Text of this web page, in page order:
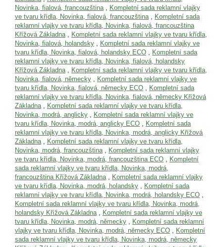
Novinka, fialová, francouzština , Kompletní sada reklamní vlajky
ve tvaru křídla, Novinka, fialová, francouzština , Kompletní sada
reklamní vlajky ve tvaru křídla, Novinka, fialová, francouzština
Křížová Základna , Kompletní sada reklamní vlajky ve tvaru křídla,
Novinka, fialová, holandsky , Kompletní sada reklamní vlajky ve
tvaru křídla, Novinka, fialová, holandsky ECO , Kompletní sada
reklamní vlajky ve tvaru křídla, Novinka, fialová, holandsky
Křížová Základna , Kompletní sada reklamní vlajky ve tvaru křídla,
Novinka, fialová, německy , Kompletní sada reklamní vlajky ve
tvaru křídla, Novinka, fialová, německy ECO , Kompletní sada
reklamní vlajky ve tvaru křídla, Novinka, fialová, německy Křížová
Základna , Kompletní sada reklamní vlajky ve tvaru křídla,
Novinka, modrá, anglicky , Kompletní sada reklamní vlajky ve
tvaru křídla, Novinka, modrá, anglicky ECO , Kompletní sada
reklamní vlajky ve tvaru křídla, Novinka, modrá, anglicky Křížová
Základna , Kompletní sada reklamní vlajky ve tvaru křídla,
Novinka, modrá, francouzština , Kompletní sada reklamní vlajky
ve tvaru křídla, Novinka, modrá, francouzština ECO , Kompletní
sada reklamní vlajky ve tvaru křídla, Novinka, modrá,
francouzština Křížová Základna , Kompletní sada reklamní vlajky
ve tvaru křídla, Novinka, modrá, holandsky , Kompletní sada
reklamní vlajky ve tvaru křídla, Novinka, modrá, holandsky ECO ,
Kompletní sada reklamní vlajky ve tvaru křídla, Novinka, modrá,
holandsky Křížová Základna , Kompletní sada reklamní vlajky ve
tvaru křídla, Novinka, modrá, německy , Kompletní sada reklamní
vlajky ve tvaru křídla, Novinka, modrá, německy ECO , Kompletní
sada reklamní vlajky ve tvaru křídla, Novinka, modrá, německy